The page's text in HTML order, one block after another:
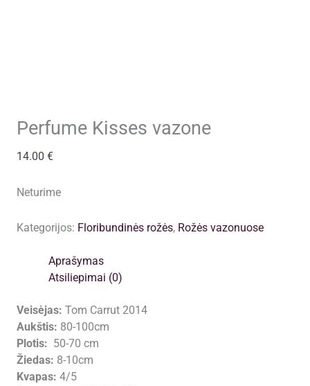
Perfume Kisses vazone
14.00 €
Neturime
Kategorijos: Floribundinės rožės, Rožės vazonuose
Aprašymas
Atsiliepimai (0)
Veisėjas: Tom Carrut 2014
Aukštis: 80-100cm
Plotis: 50-70 cm
Žiedas: 8-10cm
Kvapas: 4/5